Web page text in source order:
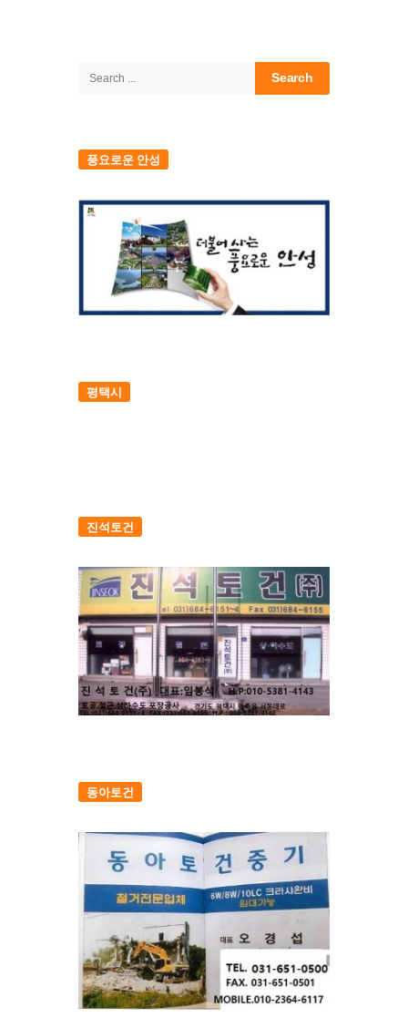
Search
풍요로운 안성
평택시
진석토건
동아토건